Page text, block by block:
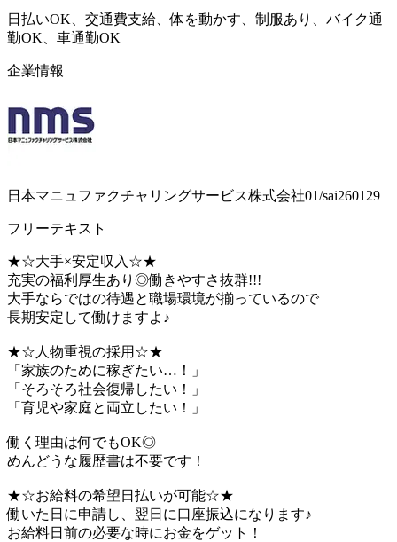
日払いOK、交通費支給、体を動かす、制服あり、バイク通
勤OK、車通勤OK
企業情報
日本マニュファクチャリングサービス株式会社01/sai260129
フリーテキスト
★☆大手×安定収入☆★
充実の福利厚生あり◎働きやすさ抜群!!!
大手ならではの待遇と職場環境が揃っているので
長期安定して働けますよ♪
★☆人物重視の採用☆★
「家族のために稼ぎたい…！」
「そろそろ社会復帰したい！」
「育児や家庭と両立したい！」
働く理由は何でもOK◎
めんどうな履歴書は不要です！
★☆お給料の希望日払いが可能☆★
働いた日に申請し、翌日に口座振込になります♪
お給料日前の必要な時にお金をゲット！